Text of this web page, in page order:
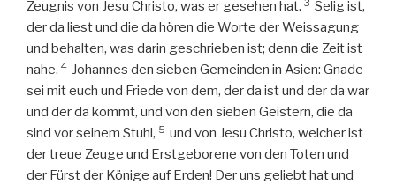
Zeugnis von Jesu Christo, was er gesehen hat.
Selig ist,
der da liest und die da hören die Worte der Weissagung
und behalten, was darin geschrieben ist; denn die Zeit ist
nahe. 4 Johannes den sieben Gemeinden in Asien: Gnade
sei mit euch und Friede von dem, der da ist und der da war
und der da kommt, und von den sieben Geistern, die da
sind vor seinem Stuhl, 5 und von Jesu Christo, welcher ist
der treue Zeuge und Erstgeborene von den Toten und
der Fürst der Könige auf Erden! Der uns geliebt hat und